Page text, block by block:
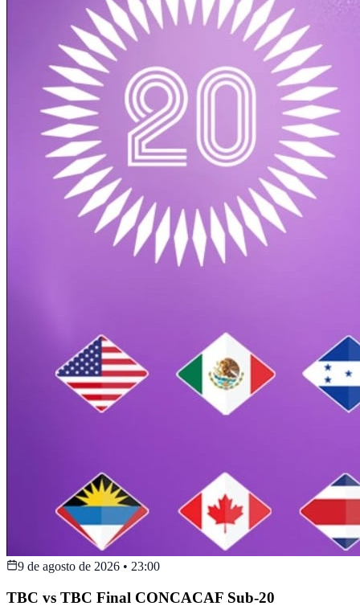
9 de agosto de 2026 • 23:00
TBC vs TBC Final CONCACAF Sub-20